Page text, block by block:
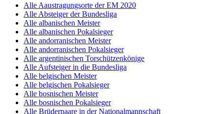
Alle Aaustragungsorte der EM 2020
Alle Absteiger der Bundesliga
Alle albanischen Meister
Alle albanischen Pokalsieger
Alle andorranischen Meister
Alle andorranischen Pokalsieger
Alle argentinischen Torschützenkönige
Alle Aufsteiger in die Bundesliga
Alle belgischen Meister
Alle belgischen Pokalsieger
Alle bosnischen Meister
Alle bosnischen Pokalsieger
Alle Brüderpaare in der Nationalmannschaft